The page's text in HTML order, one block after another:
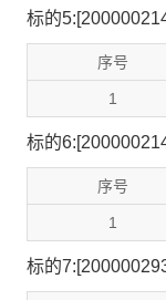
标的
序号
1
标的
序号
1
标的